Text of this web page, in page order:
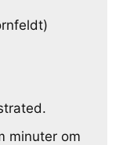
minuter om